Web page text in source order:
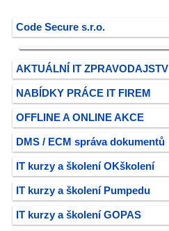
Code Secure s.r.o.
AKTUÁLNÍ IT ZPRAVODAJSTVÍ
NABÍDKY PRÁCE IT FIREM
OFFLINE A ONLINE AKCE
DMS / ECM správa dokumentů
IT kurzy a školení OKškolení
IT kurzy a školení Pumpedu
IT kurzy a školení GOPAS